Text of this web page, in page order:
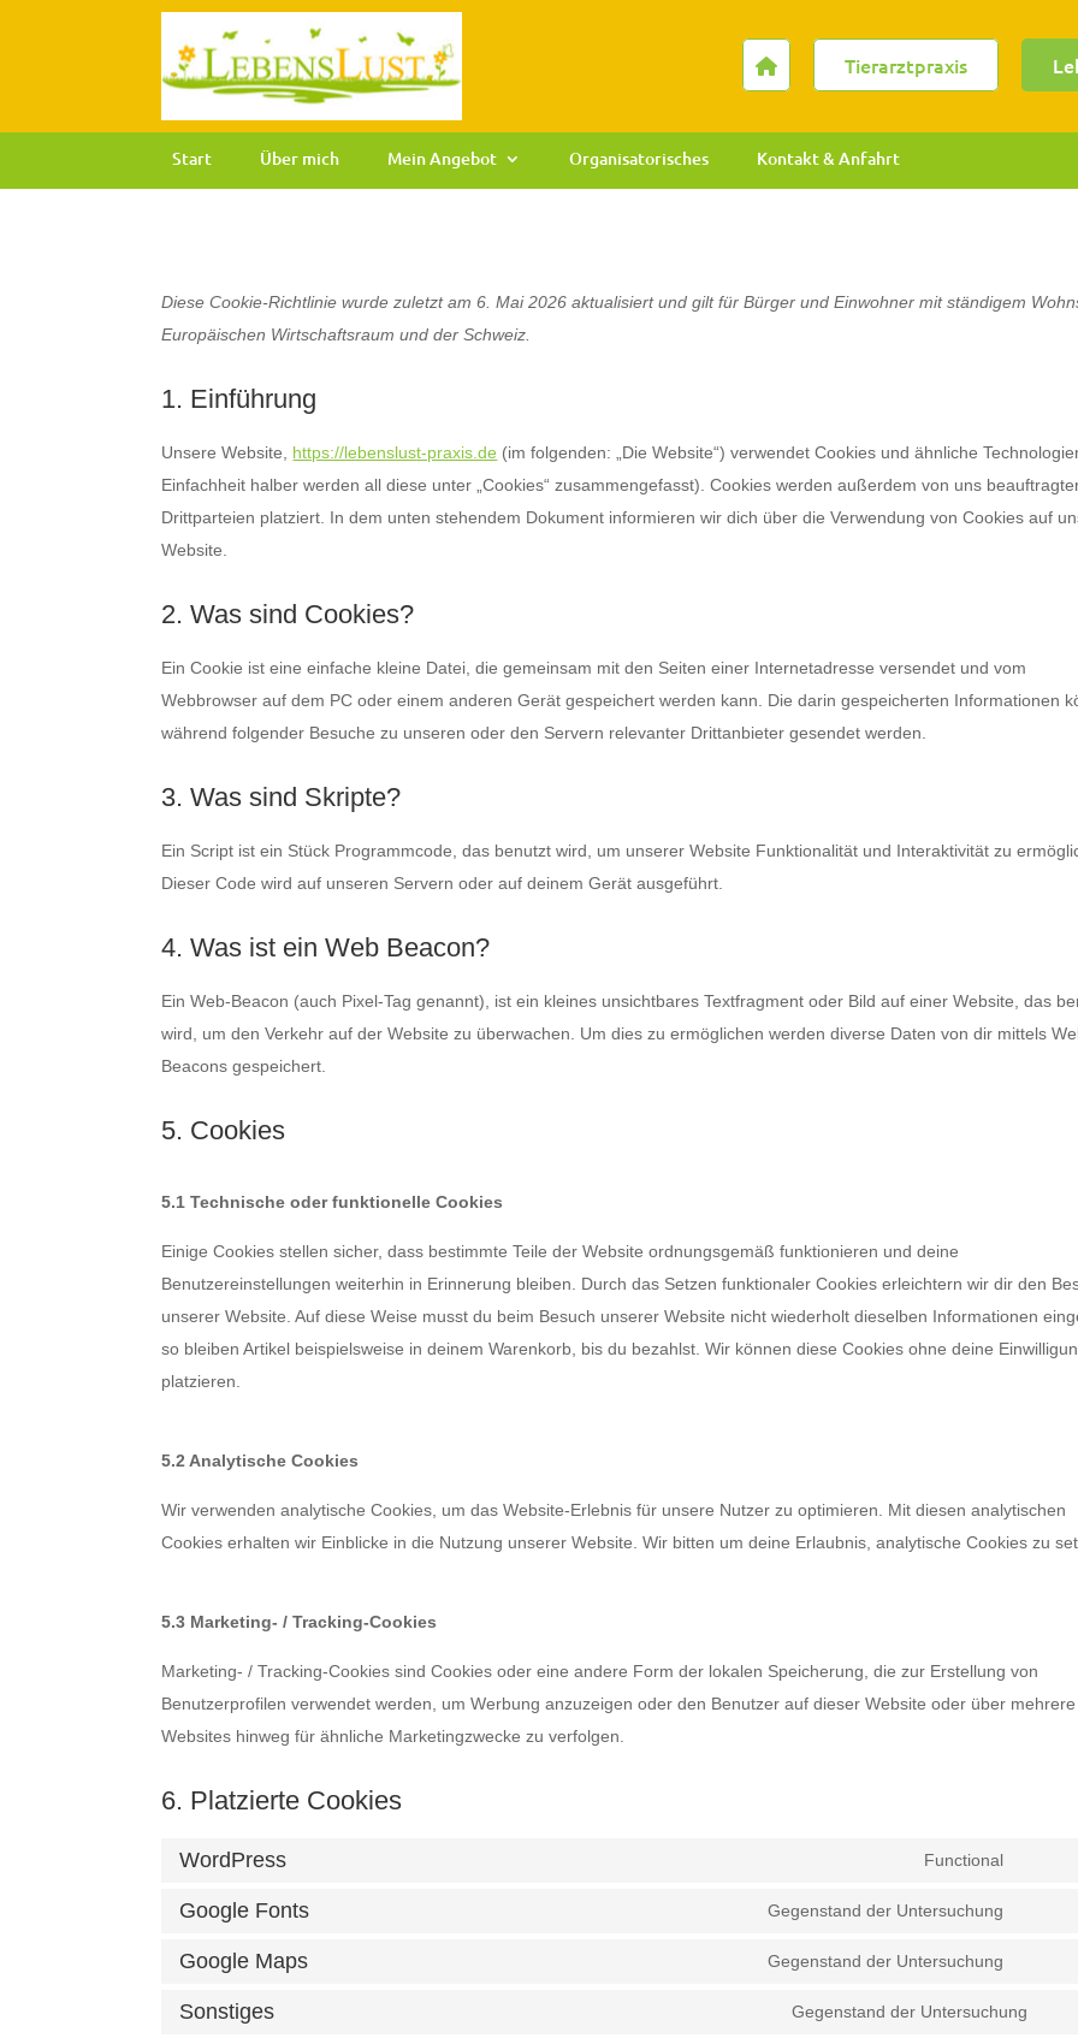
Tierarztpraxis
Start Über mich Mein Angebot Organisatorisches Kontakt & Anfahrt
Diese Cookie-Richtlinie wurde zuletzt am 6. Mai 2026 aktualisiert und gilt für Bürger und Einwohner mit ständigem
Europäischen Wirtschaftsraum und der Schweiz.
1. Einführung
Unsere Website, https://lebenslust-praxis.de (im folgenden: „Die Website“) verwendet Cookies und ähnliche
Einfachheit halber werden all diese unter „Cookies“ zusammengefasst). Cookies werden außerdem von uns
Drittparteien platziert. In dem unten stehendem Dokument informieren wir dich über die Verwendung von Cookies auf
Website.
2. Was sind Cookies?
Ein Cookie ist eine einfache kleine Datei, die gemeinsam mit den Seiten einer Internetadresse versendet und vom
Webbrowser auf dem PC oder einem anderen Gerät gespeichert werden kann. Die darin gespeicherten Informationen
während folgender Besuche zu unseren oder den Servern relevanter Drittanbieter gesendet werden.
3. Was sind Skripte?
Ein Script ist ein Stück Programmcode, das benutzt wird, um unserer Website Funktionalität und Interaktivität zu
Dieser Code wird auf unseren Servern oder auf deinem Gerät ausgeführt.
4. Was ist ein Web Beacon?
Ein Web-Beacon (auch Pixel-Tag genannt), ist ein kleines unsichtbares Textfragment oder Bild auf einer Website, das
wird, um den Verkehr auf der Website zu überwachen. Um dies zu ermöglichen werden diverse Daten von dir mittels
Beacons gespeichert.
5. Cookies
5.1 Technische oder funktionelle Cookies
Einige Cookies stellen sicher, dass bestimmte Teile der Website ordnungsgemäß funktionieren und deine
Benutzereinstellungen weiterhin in Erinnerung bleiben. Durch das Setzen funktionaler Cookies erleichtern wir dir den
unserer Website. Auf diese Weise musst du beim Besuch unserer Website nicht wiederholt dieselben Informationen
so bleiben Artikel beispielsweise in deinem Warenkorb, bis du bezahlst. Wir können diese Cookies ohne deine
platzieren.
5.2 Analytische Cookies
Wir verwenden analytische Cookies, um das Website-Erlebnis für unsere Nutzer zu optimieren. Mit diesen analytischen
Cookies erhalten wir Einblicke in die Nutzung unserer Website. Wir bitten um deine Erlaubnis, analytische Cookies zu
5.3 Marketing- / Tracking-Cookies
Marketing- / Tracking-Cookies sind Cookies oder eine andere Form der lokalen Speicherung, die zur Erstellung von
Benutzerprofilen verwendet werden, um Werbung anzuzeigen oder den Benutzer auf dieser Website oder über mehrere
Websites hinweg für ähnliche Marketingzwecke zu verfolgen.
6. Platzierte Cookies
WordPress Functional
Google Fonts Gegenstand der Untersuchung
google-
Google Maps Gegenstand der Untersuchung
to
Sonstiges Gegenstand der Untersuchung